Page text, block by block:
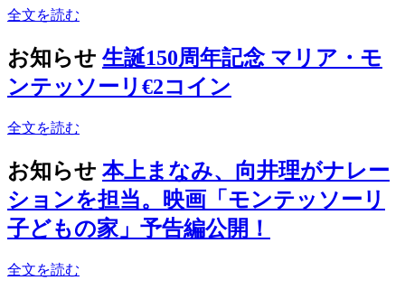
全文を読む
お知らせ 生誕150周年記念 マリア・モ
ンテッソーリ€2コイン
全文を読む
お知らせ 本上まなみ、向井理がナレー
ションを担当。映画「モンテッソーリ
子どもの家」予告編公開！
全文を読む